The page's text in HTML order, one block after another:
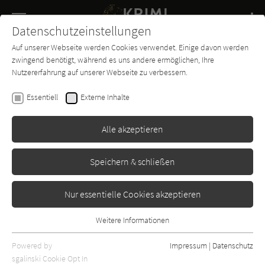
SUCHE
Buch-
Entdecker
Forum Charts
Myriane Angelowski
Tödliches Irrlicht
Erschienen: Januar 2009 Bibliogr. Angaben
Datenschutzeinstellungen
Auf unserer Webseite werden Cookies verwendet. Einige davon werden
zwingend benötigt, während es uns andere ermöglichen, Ihre
Nutzererfahrung auf unserer Webseite zu verbessern.
Essentiell Externe Inhalte
Alle akzeptieren
Speichern & schließen
Nur essentielle Cookies akzeptieren
Essentielle Cookies werden für grundlegende Funktionen der
Webseite benötigt. Dadurch ist gewährleistet, dass die Webseite
Weitere Informationen
Powered by
sgalinski Cookie Opt In
Impressum | Datenschutz